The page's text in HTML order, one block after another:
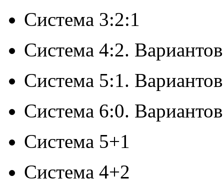
Система 3:2:1
Система 4:2.
Система 5:1.
Система 6:0.
Система 5+1
Система 4+2